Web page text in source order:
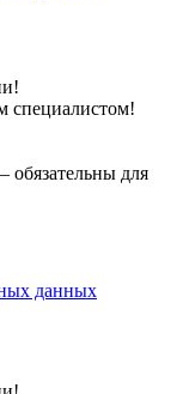
специалистом!
обязательны для
данных